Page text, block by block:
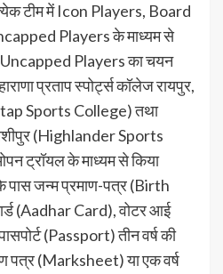
टीम में Icon Players, Board
Players के माध्यम से
Uncapped Players का चयन
प्रताप स्पोर्ट्स कॉलेज रायपुर,
Sports College) तथा
(Highlander Sports
ट्रॉयल के माध्यम से किया
पास जन्म प्रमाण-पत्र (Birth
(Aadhar Card), वोटर आई
(Passport) तीन वर्ष की
(Marksheet) या एक वर्ष